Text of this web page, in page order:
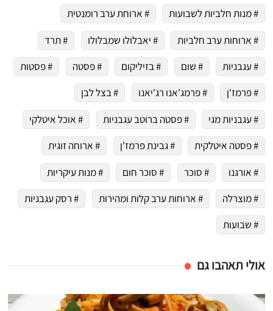
# מנות חלביות לשבועות
# ארוחת ערב רומנטית
# ארוחות ערב חלביות
# יאבלולו שמבלולו
# תרד
# עגבניות
# שום # בזיליקום # פסטה
# פסטות
# פרמז'ן
# פרמג'אנו רג'יאנו
# בצל לבן
# עגבניות מגי
# פסטה ברוטב עגבניות
# אוכל איטלקי
# פסטה איטלקית
# גבינת פרמז'ן
# ארוחה זוגית
# אורגנו
# סוכר # סוכר חום
# מנות עיקריות
# מוצרלה
# ארוחות ערב קלות ומהירות
# רסק עגבניות
# שבועות
אולי תאהבו גם